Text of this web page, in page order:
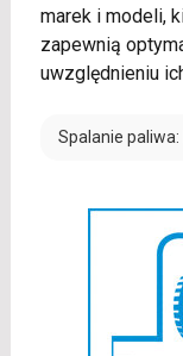
marek i modeli,
zapewnią
uwzględnieniu
Spalanie paliwa: